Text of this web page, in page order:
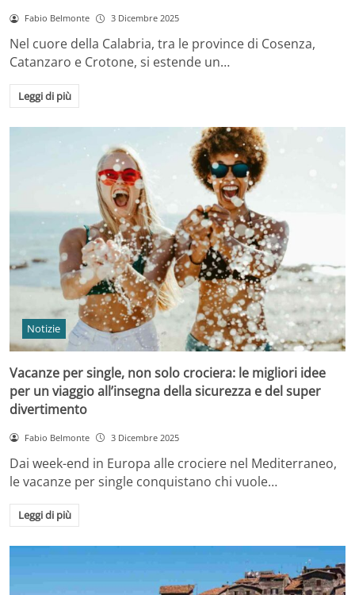
Fabio Belmonte 3 Dicembre 2025
Nel cuore della Calabria, tra le province di Cosenza,
Catanzaro e Crotone, si estende un…
Leggi di più
Notizie
Vacanze per single, non solo crociera: le migliori idee
per un viaggio all’insegna della sicurezza e del super
divertimento
Fabio Belmonte 3 Dicembre 2025
Dai week-end in Europa alle crociere nel Mediterraneo,
le vacanze per single conquistano chi vuole…
Leggi di più